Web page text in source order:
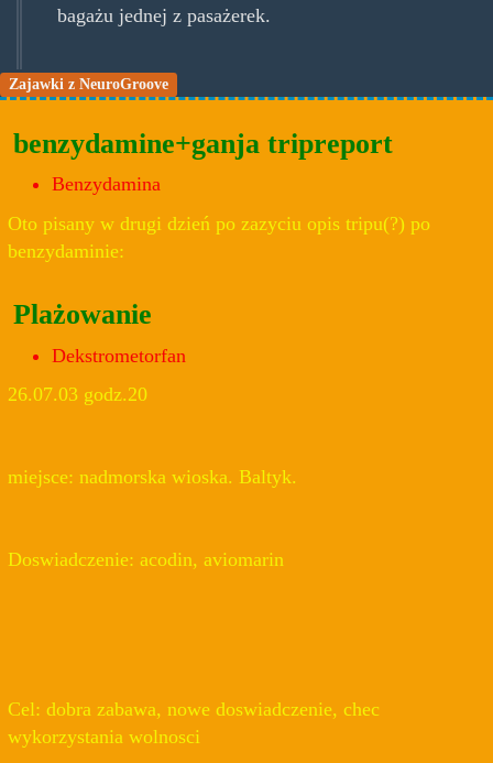
bagażu jednej z pasażerek.
Zajawki z NeuroGroove
benzydamine+ganja tripreport
Benzydamina
Oto pisany w drugi dzień po zazyciu opis tripu(?) po
benzydaminie:
Plażowanie
Dekstrometorfan
26.07.03 godz.20
miejsce: nadmorska wioska. Baltyk.
Doswiadczenie: acodin, aviomarin
Cel: dobra zabawa, nowe doswiadczenie, chec
wykorzystania wolnosci